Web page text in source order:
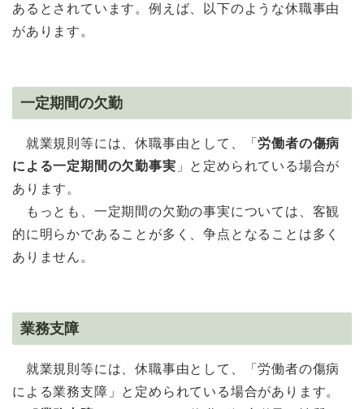
あるとされています。例えば、以下のような休職事由
があります。
一定期間の欠勤
就業規則等には、休職事由として、「労働者の傷病
による一定期間の欠勤事実 」と定められている場合が
あります。
もっとも、一定期間の欠勤の事実については、客観
的に明らかであることが多く、争点となることは多く
ありません。
業務支障
就業規則等には、休職事由として、「労働者の傷病
による業務支障」と定められている場合があります。